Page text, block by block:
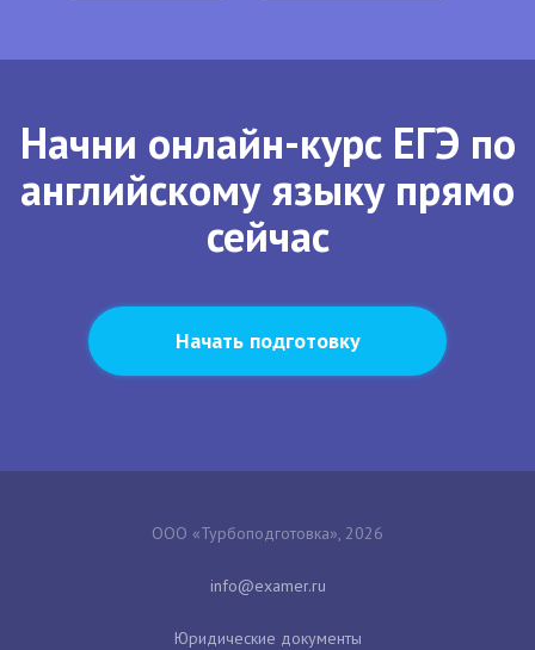
Начни онлайн-курс ЕГЭ по
английскому языку прямо
сейчас
Начать подготовку
ООО «Турбоподготовка», 2026
Юридические документы